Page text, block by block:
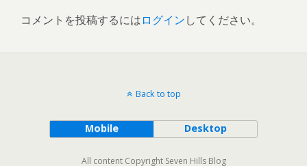
コメントを投稿するにはログインしてください。
Back to top
Mobile Desktop
All content Copyright Seven Hills Blog